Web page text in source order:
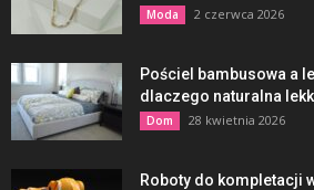
Moda 2 czerwca 2026
Pościel bambusowa a
dlaczego naturalna
Dom 28 kwietnia 2026
Roboty do kompletacji